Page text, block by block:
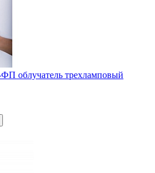
облучатель трехламповый